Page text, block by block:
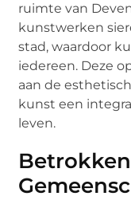
ruimte van
kunstwerken
stad, waardoor
iedereen. Deze
aan de
kunst een
leven.